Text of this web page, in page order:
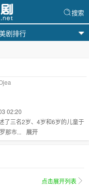
剧排行
搜索
02:20
了三名2岁、4岁和6岁的儿童于
那市...
展开
点击展开列表